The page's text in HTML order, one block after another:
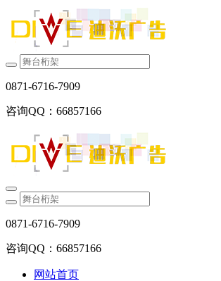
0871-6716-7909
咨询QQ：66857166
0871-6716-7909
咨询QQ：66857166
网站首页